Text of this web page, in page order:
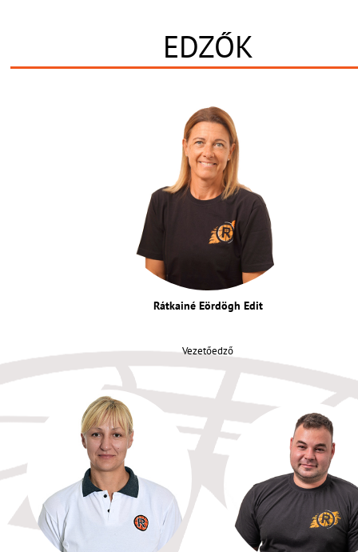
EDZŐK
Rátkainé Eördögh Edit
Vezetőedző